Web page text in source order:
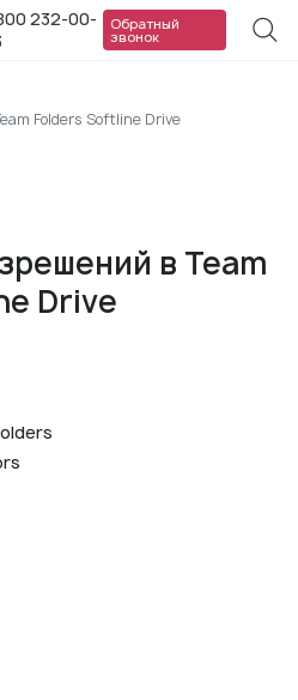
232-00-
Обратный
звонок
Folders Softline Drive
в Team
Drive